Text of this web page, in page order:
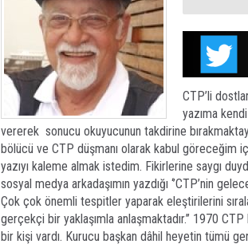
CTP’li
yazıma
vererek sonucu okuyucunun takdirine
bölücü ve CTP düşmanı olarak kabul göreceğim
yazıyı kaleme almak istedim. Fikirlerine saygı
sosyal medya arkadaşımın yazdığı ‘’CTP’nin
Çok çok önemli tespitler yaparak eleştirilerini
gerçekçi bir yaklaşımla anlaşmaktadır.’’ 1970
bir kişi vardı. Kurucu başkan dâhil heyetin tümü